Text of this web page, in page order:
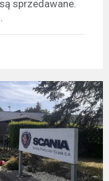
sprzedawane.